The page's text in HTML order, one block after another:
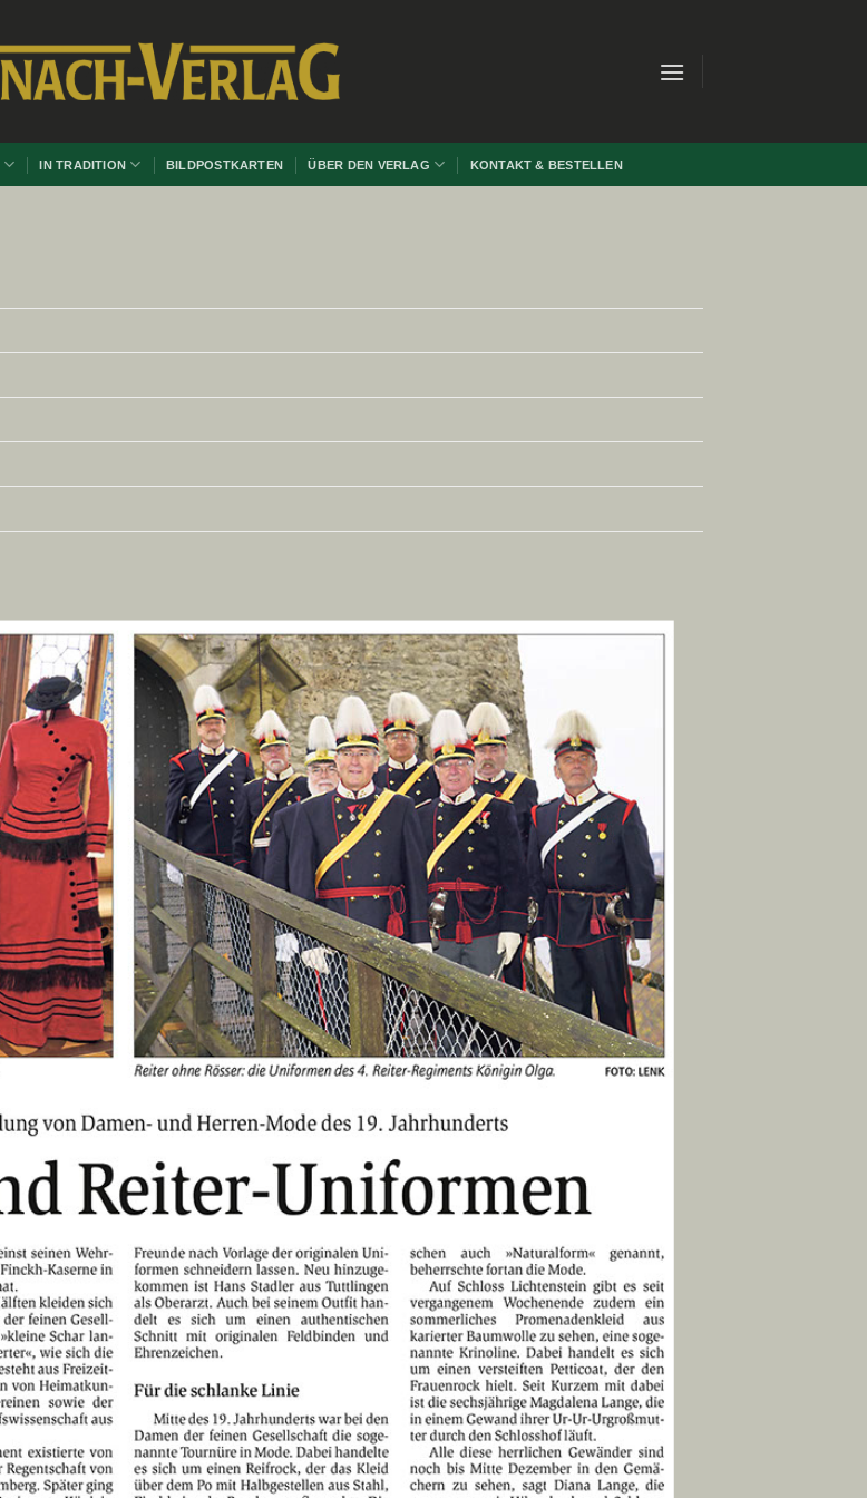
IN TRADITION BILDPOSTKARTEN ÜBER DEN VERLAG KONTAKT & BESTELLEN